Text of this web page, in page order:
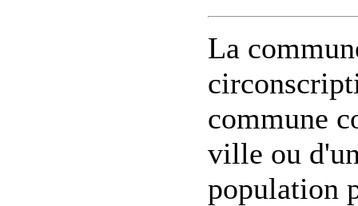
La
commune
ville ou
population